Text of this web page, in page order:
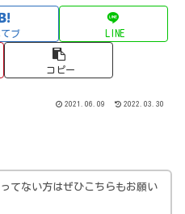
ブ LINE
コピー
2021.06.09 2022.03.30
てない方はぜひこちらもお願い